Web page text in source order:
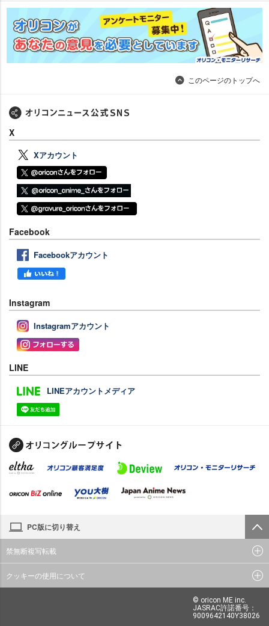
このページのトップへ
X
Xアカウント
Facebook
Facebookアカウント
Instagram
Instagramアカウント
LINE
LINEアカウントメディア
PC版に切り替え
禁無断複写転載
クッキーの使用について
© oricon ME inc.
JASRAC許諾番号：
9009642140Y38026